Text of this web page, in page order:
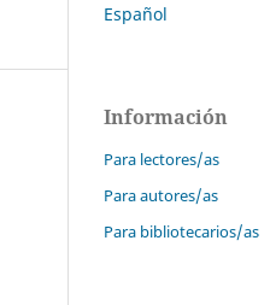
Español
Información
Para lectores/as
Para autores/as
Para bibliotecarios/as